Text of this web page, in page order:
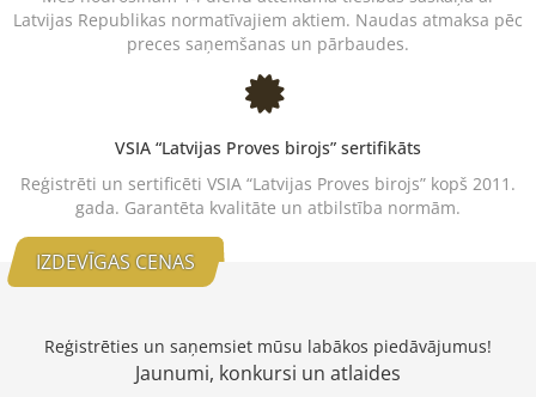
Latvijas Republikas normatīvajiem aktiem. Naudas atmaksa pēc
preces saņemšanas un pārbaudes.
VSIA “Latvijas Proves birojs” sertifikāts
Reģistrēti un sertificēti VSIA “Latvijas Proves birojs” kopš 2011.
gada. Garantēta kvalitāte un atbilstība normām.
IZDEVĪGAS CENAS
Reģistrēties un saņemsiet mūsu labākos piedāvājumus!
Jaunumi, konkursi un atlaides